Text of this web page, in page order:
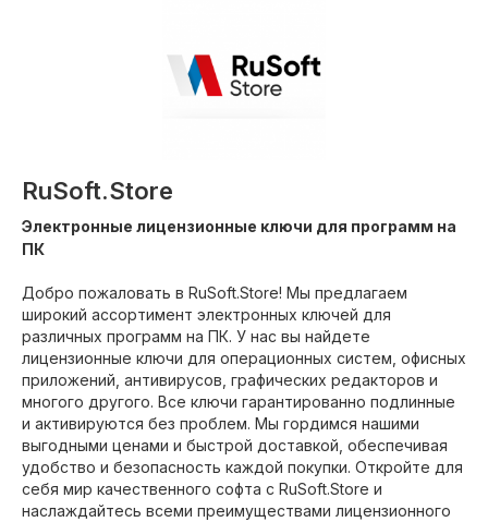
RuSoft.Store
Электронные лицензионные ключи для программ на
ПК
Добро пожаловать в RuSoft.Store! Мы предлагаем
широкий ассортимент электронных ключей для
различных программ на ПК. У нас вы найдете
лицензионные ключи для операционных систем, офисных
приложений, антивирусов, графических редакторов и
многого другого. Все ключи гарантированно подлинные
и активируются без проблем. Мы гордимся нашими
выгодными ценами и быстрой доставкой, обеспечивая
удобство и безопасность каждой покупки. Откройте для
себя мир качественного софта с RuSoft.Store и
наслаждайтесь всеми преимуществами лицензионного